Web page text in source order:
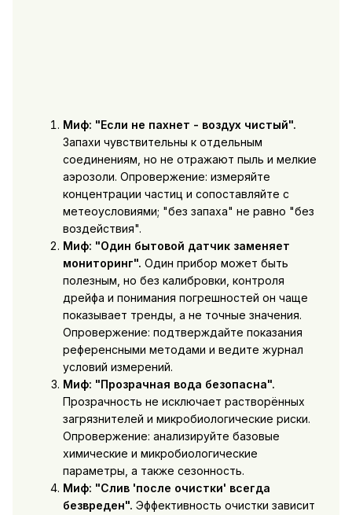
Миф: "Если не пахнет - воздух чистый".
Запахи чувствительны к отдельным
соединениям, но не отражают пыль и мелкие
аэрозоли. Опровержение: измеряйте
концентрации частиц и сопоставляйте с
метеоусловиями; "без запаха" не равно "без
воздействия".
Миф: "Один бытовой датчик заменяет
мониторинг". Один прибор может быть
полезным, но без калибровки, контроля
дрейфа и понимания погрешностей он чаще
показывает тренды, а не точные значения.
Опровержение: подтверждайте показания
референсными методами и ведите журнал
условий измерений.
Миф: "Прозрачная вода безопасна".
Прозрачность не исключает растворённых
загрязнителей и микробиологические риски.
Опровержение: анализируйте базовые
химические и микробиологические
параметры, а также сезонность.
Миф: "Слив 'после очистки' всегда
безвреден". Эффективность очистки зависит